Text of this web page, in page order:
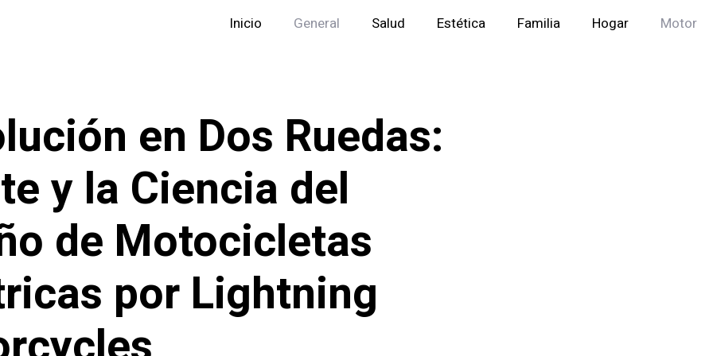
Inicio General Salud Estética Familia Hogar Motor
en Dos Ruedas:
y la Ciencia del
de Motocicletas
por Lightning